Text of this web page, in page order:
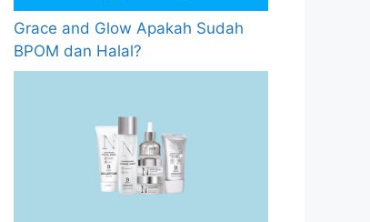
Grace and Glow Apakah Sudah
BPOM dan Halal?